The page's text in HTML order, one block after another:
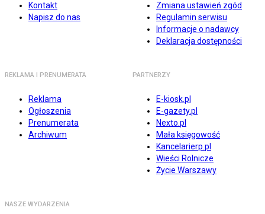
Kontakt
Napisz do nas
Zmiana ustawień zgód
Regulamin serwisu
Informacje o nadawcy
Deklaracja dostępności
REKLAMA I PRENUMERATA
Reklama
Ogłoszenia
Prenumerata
Archiwum
PARTNERZY
E-kiosk.pl
E-gazety.pl
Nexto.pl
Mała księgowość
Kancelarierp.pl
Wieści Rolnicze
Życie Warszawy
NASZE WYDARZENIA